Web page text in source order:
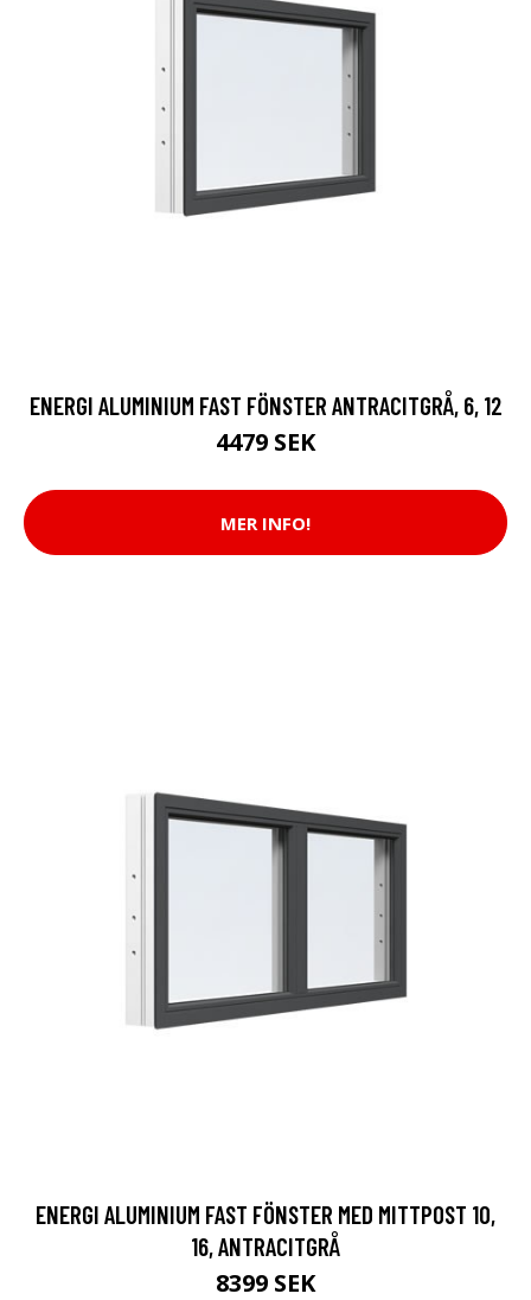
ENERGI ALUMINIUM FAST FÖNSTER ANTRACITGRÅ, 6, 12
4479 SEK
MER INFO!
ENERGI ALUMINIUM FAST FÖNSTER MED MITTPOST 10,
16, ANTRACITGRÅ
8399 SEK